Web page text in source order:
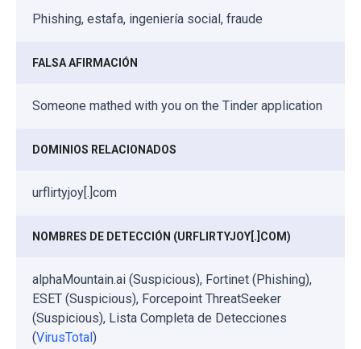
Phishing, estafa, ingeniería social, fraude
FALSA AFIRMACIÓN
Someone mathed with you on the Tinder application
DOMINIOS RELACIONADOS
urflirtyjoy[.]com
NOMBRES DE DETECCIÓN (URFLIRTYJOY[.]COM)
alphaMountain.ai (Suspicious), Fortinet (Phishing),
ESET (Suspicious), Forcepoint ThreatSeeker
(Suspicious), Lista Completa de Detecciones
(VirusTotal)